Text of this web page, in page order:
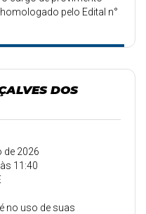
homologado pelo Edital n°
DOS
de 2026
11:40
no uso de suas